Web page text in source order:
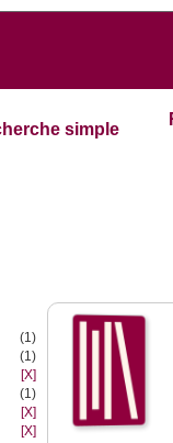
simple
(1)
(1)
[X]
(1)
[X]
[X]